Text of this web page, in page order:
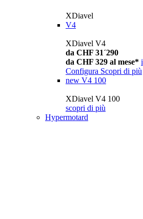
XDiavel
V4
XDiavel V4
da CHF 31´290
da CHF 329 al mese* i
Configura Scopri di più
new V4 100
XDiavel V4 100
scopri di più
Hypermotard